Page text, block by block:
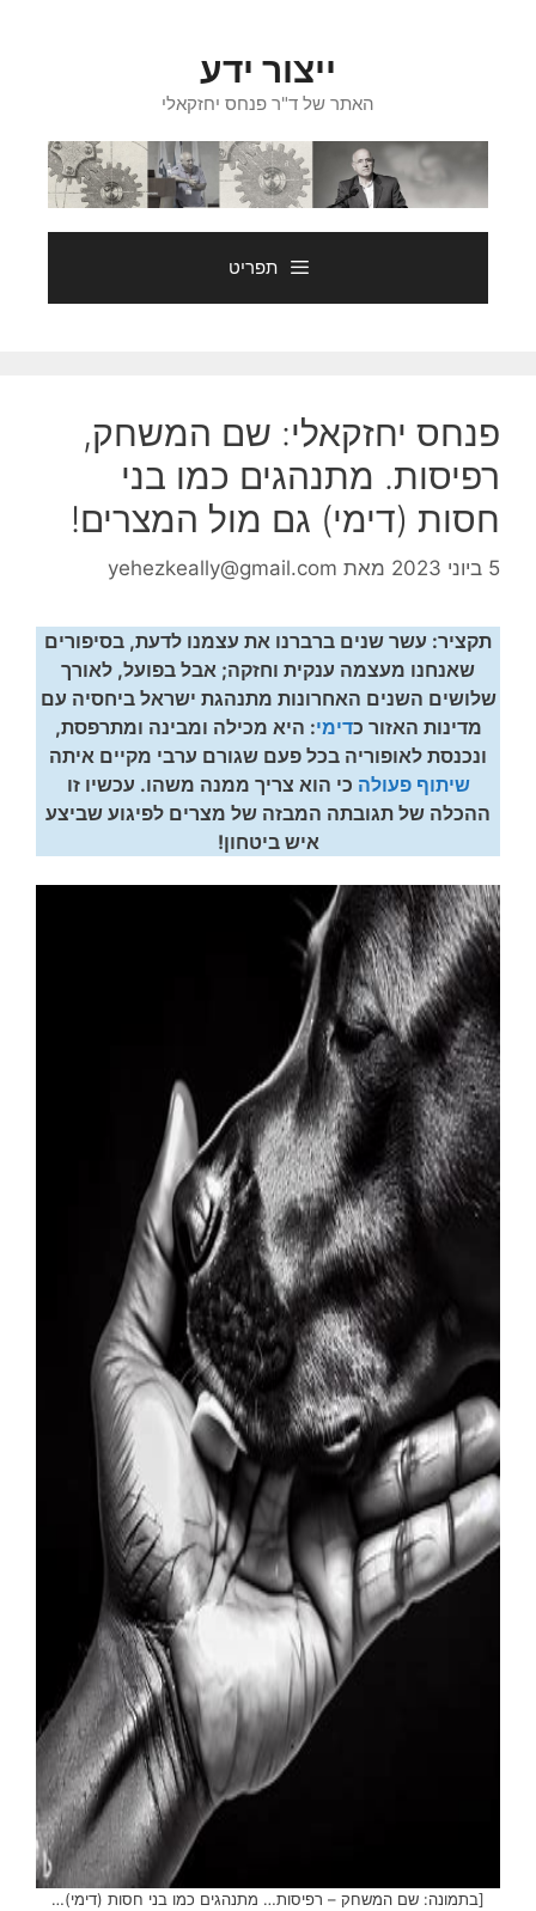
ייצור ידע
האתר של ד"ר פנחס יחזקאלי
תפריט
פנחס יחזקאלי: שם המשחק,
רפיסות. מתנהגים כמו בני
חסות (דימי) גם מול המצרים!
5 ביוני 2023 מאת yehezkeally@gmail.com
תקציר: עשר שנים ברברנו את עצמנו לדעת, בסיפורים
שאנחנו מעצמה ענקית וחזקה; אבל בפועל, לאורך
שלושים השנים האחרונות מתנהגת ישראל ביחסיה עם
מדינות האזור כדימי: היא מכילה ומבינה ומתרפסת,
ונכנסת לאופוריה בכל פעם שגורם ערבי מקיים איתה
שיתוף פעולה כי הוא צריך ממנה משהו. עכשיו זו
ההכלה של תגובתה המבזה של מצרים לפיגוע שביצע
איש ביטחון!
[בתמונה: שם המשחק – רפיסות… מתנהגים כמו בני חסות (דימי)…